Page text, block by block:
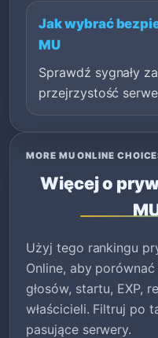
Jak wybrać
MU
Sprawdź sygnały
przejrzystość
MORE MU ONLINE
Więcej o
Użyj tego rankingu
Online, aby
głosów, startu, EXP,
właścicieli. Filtruj po
pasujące serwery.